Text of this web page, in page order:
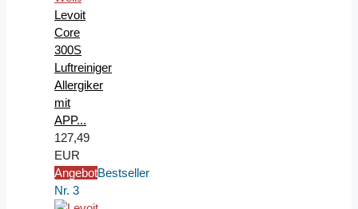
Levoit
Core
300S
Luftreiniger
Allergiker
mit
APP...
127,49
EUR
AngebotBestseller
Nr. 3